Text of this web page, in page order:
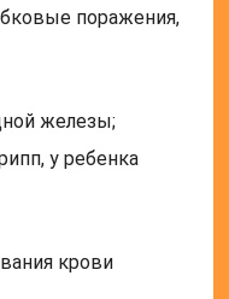
поражения,
железы;
у ребенка
крови